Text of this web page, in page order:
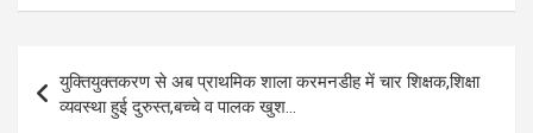
ce
b
o
se
g
at
A
e
a
ail py
Li
n
ar
e
Post
navigation
युक्तियुक्तकरण से अब प्राथमिक शाला करमनडीह में चार शिक्षक,शिक्षा
व्यवस्था हुई दुरुस्त,बच्चे व पालक खुश…